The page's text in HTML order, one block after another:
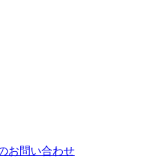
お問い合わせ